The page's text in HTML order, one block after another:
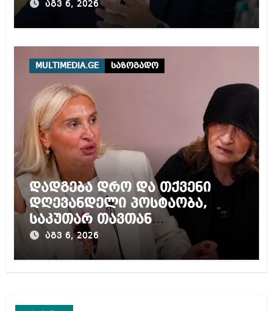
გარემოა შექმნილი რუსი
ტურისტებისთვის, ჩვენი კარი
აგვ 6, 2026
MULTIMEDIA.GE საზოგადო
დადგება დრო და თქვენი
დღევანდელი პოსტაობა,
საკუთარ თავთან
შეგარცხვენთ – ეკა კუპატაძე
ნანუკა ჟორჟოლიანს
აგვ 6, 2026